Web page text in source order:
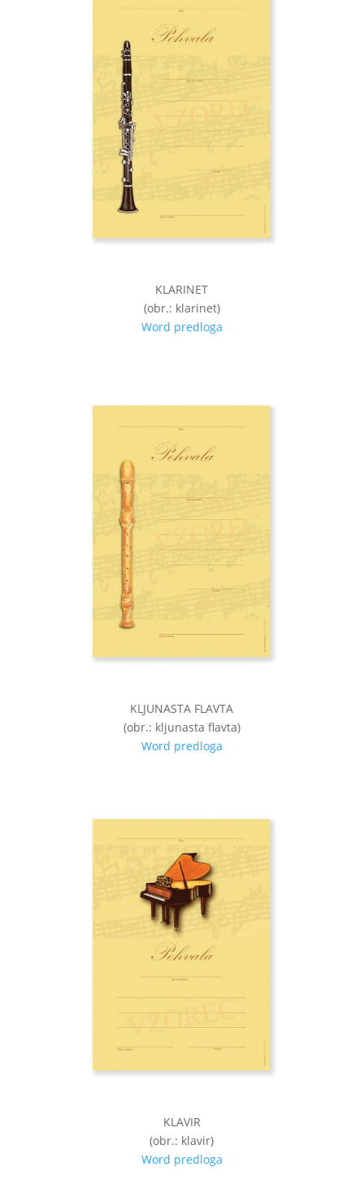
KLARINET
(obr.: klarinet)
Word predloga
KLJUNASTA FLAVTA
(obr.: kljunasta flavta)
Word predloga
KLAVIR
(obr.: klavir)
Word predloga